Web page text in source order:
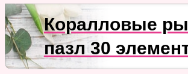
Коралловые
пазл 30